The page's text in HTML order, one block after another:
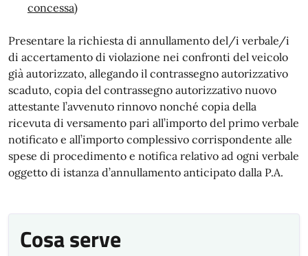
concessa)
Presentare la richiesta di annullamento del/i verbale/i
di accertamento di violazione nei confronti del veicolo
già autorizzato, allegando il contrassegno autorizzativo
scaduto, copia del contrassegno autorizzativo nuovo
attestante l’avvenuto rinnovo nonché copia della
ricevuta di versamento pari all’importo del primo verbale
notificato e all’importo complessivo corrispondente alle
spese di procedimento e notifica relativo ad ogni verbale
oggetto di istanza d’annullamento anticipato dalla P.A.
Cosa serve